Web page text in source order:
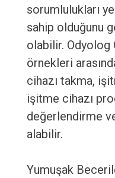
sorumlulukları
sahip olduğunu
olabilir.
örnekleri
cihazı takma,
işitme cihazı
değerlendirme
alabilir.
Yumuşak